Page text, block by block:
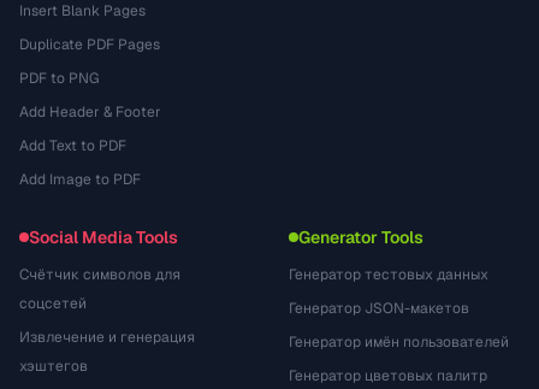
Insert Blank Pages
Duplicate PDF Pages
PDF to PNG
Add Header & Footer
Add Text to PDF
Add Image to PDF
Social Media Tools
Счётчик символов для
соцсетей
Извлечение и генерация
хэштегов
Generator Tools
Генератор тестовых данных
Генератор JSON-макетов
Генератор имён пользователей
Генератор цветовых палитр